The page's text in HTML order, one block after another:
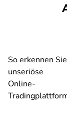
So erkennen Sie
unseriöse
Online-